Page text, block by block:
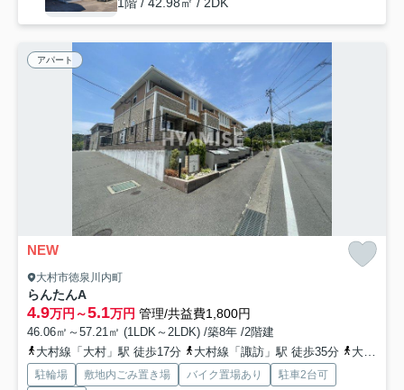
アパート
NEW
大村市徳泉川内町
らんたんA
4.9万円～5.1万円 管理/共益費1,800円
46.06㎡～57.21㎡ (1LDK～2LDK) /築8年 /2階建
大村線「大村」駅 徒歩17分
大村線「諏訪」駅 徒歩35分 大村線「新大村」駅 徒歩53分
駐輪場 敷地内ごみ置き場 バイク置場あり
駐車2台可